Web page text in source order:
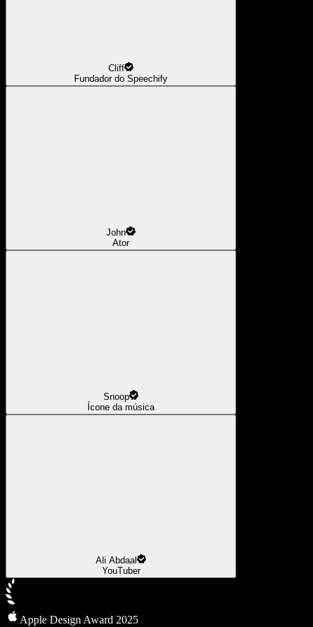
Cliff
Fundador do Speechify
John
Ator
Snoop
Ícone da música
Ali Abdaal
YouTuber
Apple Design Award 2025